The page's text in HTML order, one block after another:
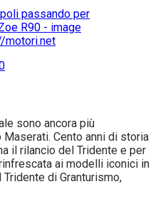
sono ancora più
Cento anni di storia
il rilancio del Tridente e per
ai modelli iconici in
Tridente di Granturismo,